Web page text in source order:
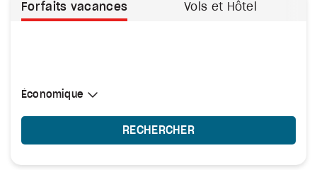
Forfaits vacances Vols et Hôtel
Sélectionner une cabine
Économique
Économique
RECHERCHER